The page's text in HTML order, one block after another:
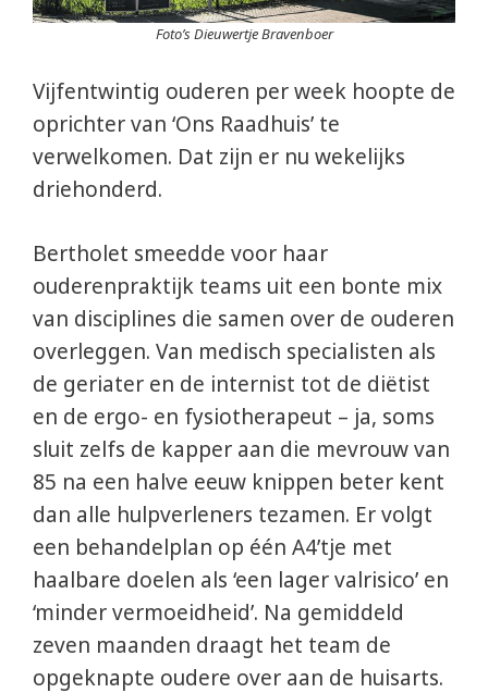
Foto’s Dieuwertje Bravenboer
Vijfentwintig ouderen per week hoopte de
oprichter van ‘Ons Raadhuis’ te
verwelkomen. Dat zijn er nu wekelijks
driehonderd.
Bertholet smeedde voor haar
ouderenpraktijk teams uit een bonte mix
van disciplines die samen over de ouderen
overleggen. Van medisch specialisten als
de geriater en de internist tot de diëtist
en de ergo- en fysiotherapeut – ja, soms
sluit zelfs de kapper aan die mevrouw van
85 na een halve eeuw knippen beter kent
dan alle hulpverleners tezamen. Er volgt
een behandelplan op één A4’tje met
haalbare doelen als ‘een lager valrisico’ en
‘minder vermoeidheid’. Na gemiddeld
zeven maanden draagt het team de
opgeknapte oudere over aan de huisarts.